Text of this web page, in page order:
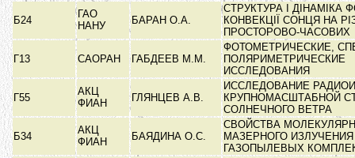
Б24
ГАО
НАНУ
БАРАН О.А.
СТРУКТУРА І ДІНАМІКА
КОНВЕКЦІЇ СОНЦЯ НА
ПРОСТОРОВО-ЧАСОВИХ
Г13 САОРАН ГАБДЕЕВ М.М.
ФОТОМЕТРИЧЕСКИЕ,
ПОЛЯРИМЕТРИЧЕСКИЕ
ИССЛЕДОВАНИЯ
Г55
АКЦ
ФИАН
ГЛЯНЦЕВ А.В.
ИССЛЕДОВАНИЕ
КРУПНОМАСШТАБНОЙ
СОЛНЕЧНОГО ВЕТРА
Б34
АКЦ
ФИАН
БАЯДИНА О.С.
СВОЙСТВА
МАЗЕРНОГО
ГАЗОПЫЛЕВЫХ